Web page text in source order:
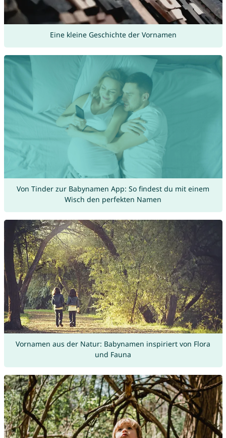
Eine kleine Geschichte der Vornamen
Von Tinder zur Babynamen App: So findest du mit einem
Wisch den perfekten Namen
Vornamen aus der Natur: Babynamen inspiriert von Flora
und Fauna